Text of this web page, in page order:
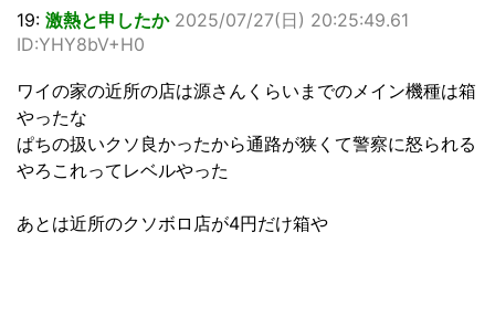
19: 激熱と申したか 2025/07/27(日) 20:25:49.61
ID:YHY8bV+H0
ワイの家の近所の店は源さんくらいまでのメイン機種は箱
やったな
ぱちの扱いクソ良かったから通路が狭くて警察に怒られる
やろこれってレベルやった
あとは近所のクソボロ店が4円だけ箱や